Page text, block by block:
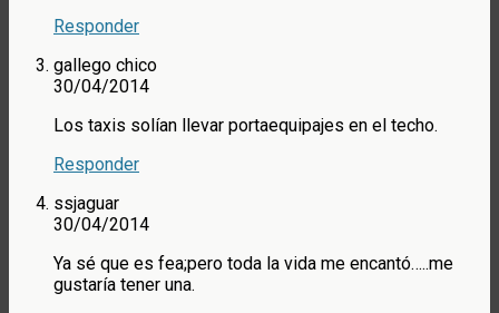
Responder
gallego chico
30/04/2014
Los taxis solían llevar portaequipajes en el techo.
Responder
ssjaguar
30/04/2014
Ya sé que es fea;pero toda la vida me encantó…..me
gustaría tener una.